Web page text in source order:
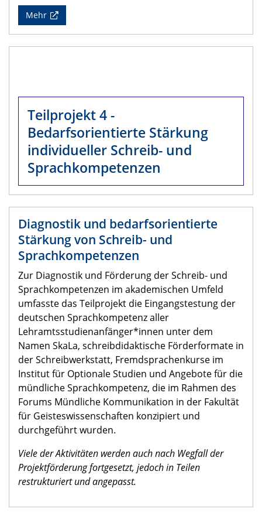
Mehr
Teilprojekt 4 -
Bedarfsorientierte Stärkung
individueller Schreib- und
Sprachkompetenzen
Diagnostik und bedarfsorientierte
Stärkung von Schreib- und
Sprachkompetenzen
Zur Diagnostik und Förderung der Schreib- und
Sprachkompetenzen im akademischen Umfeld
umfasste das Teilprojekt die Eingangstestung der
deutschen Sprachkompetenz aller
Lehramtsstudienanfänger*innen unter dem
Namen SkaLa, schreibdidaktische Förderformate in
der Schreibwerkstatt, Fremdsprachenkurse im
Institut für Optionale Studien und Angebote für die
mündliche Sprachkompetenz, die im Rahmen des
Forums Mündliche Kommunikation in der Fakultät
für Geisteswissenschaften konzipiert und
durchgeführt wurden.
Viele der Aktivitäten werden auch nach Wegfall der
Projektförderung fortgesetzt, jedoch in Teilen
restrukturiert und angepasst.